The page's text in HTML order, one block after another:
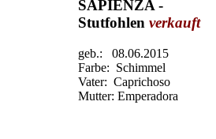
SAPIENZA -
Stutfohlen verkauft
geb.: 08.06.2015
Farbe: Schimmel
Vater: Caprichoso
Mutter: Emperadora